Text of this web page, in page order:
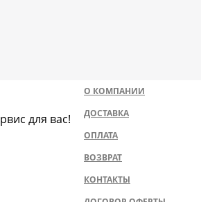
О КОМПАНИИ
ДОСТАВКА
ОПЛАТА
ВОЗВРАТ
КОНТАКТЫ
для вас!